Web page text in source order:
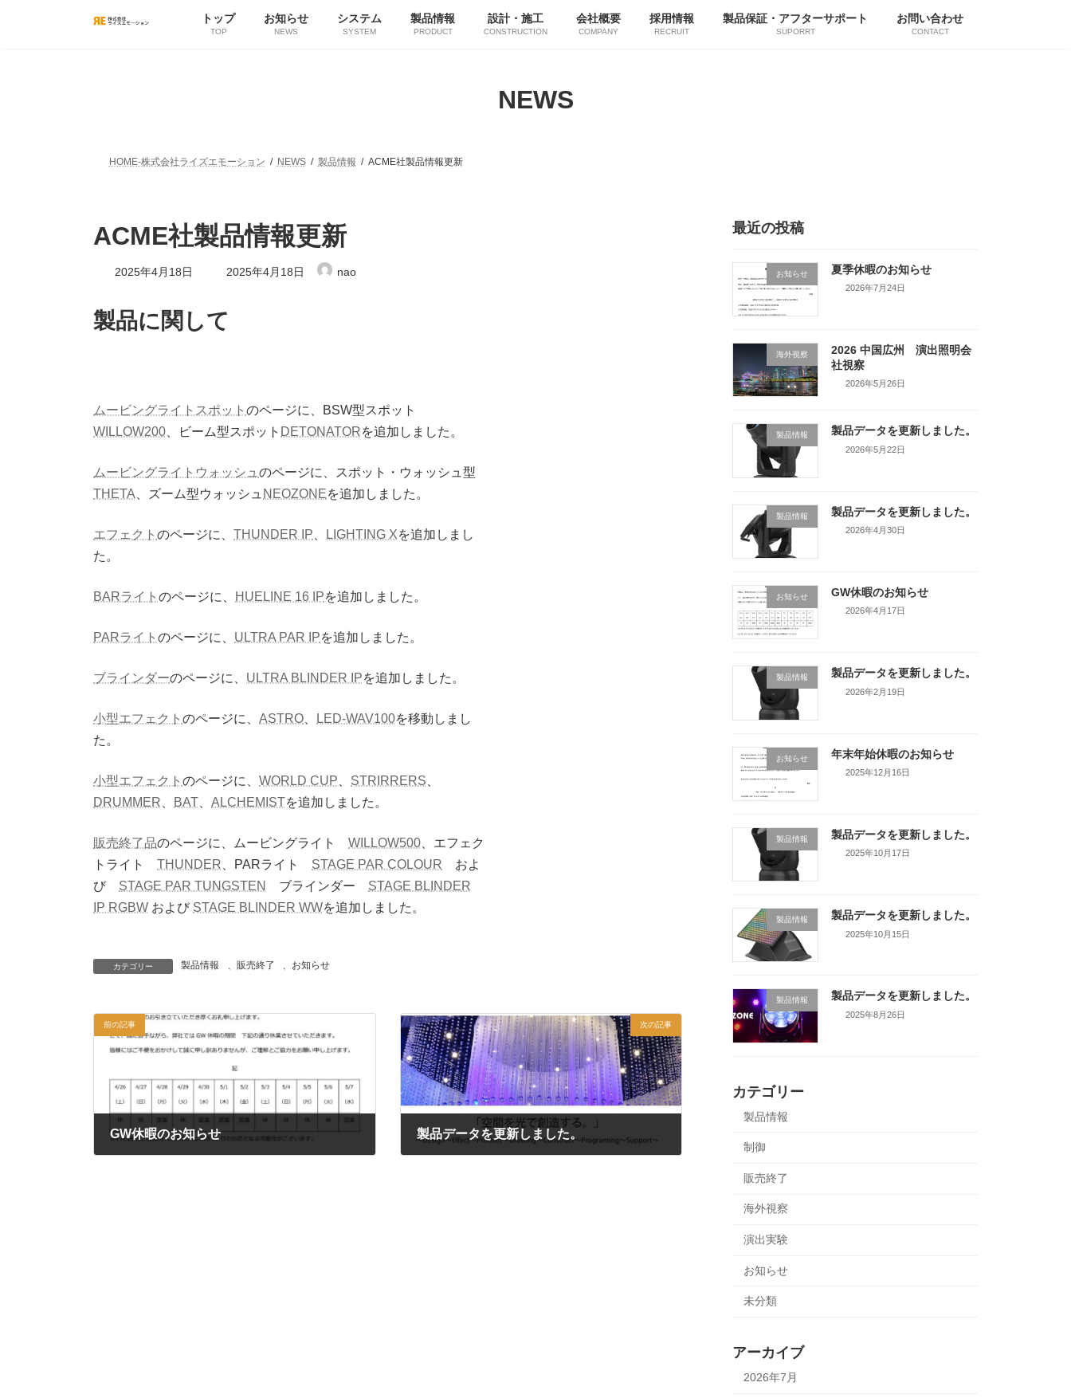
トップ
TOP
お知らせ
NEWS
システム
SYSTEM
製品情報
PRODUCT
設計・施工
CONSTRUCTION
会社概要
COMPANY
採用情報
RECRUIT
製品保証・アフターサポート
SUPORRT
お問い合わせ
CONTACT
NEWS
HOME-株式会社ライズエモーション NEWS 製品情報 ACME社製品情報更新
ACME社製品情報更新
2025年4月18日
最
終
2025年4月18日 nao
製品に関して
ムービングライトスポット のページに、BSW型スポット
WILLOW200 、ビーム型スポット DETONATORを追加しました。
ムービングライトウォッシュ のページに、スポット・ウォッシュ型
THETA 、ズーム型ウォッシュ NEOZONEを追加しました。
エフェクト のページに、 THUNDER IP LIGHTING Xを追加しまし
た。
BARライト のページに、 HUELINE 16 IPを追加しました。
PARライト のページに、 ULTRA PAR IPを追加しました。
ブラインダーのページに、 ULTRA BLINDER IPを追加しました。
小型エフェクト のページに、 ASTRO LED-WAV100を移動しまし
た。
小型エフェクト のページに、 WORLD CUP STRIRRERS
DRUMMER
BAT ALCHEMISTを追加しました。
販売終了品のページに、ムービングライト WILLOW500 、エフェク
トライト THUNDER 、PARライト STAGE PAR COLOUR およ
び STAGE PAR TUNGSTEN ブラインダー STAGE BLINDER
IP RGBW および STAGE BLINDER WWを追加しました。
カテゴリー 製品情報 販売終了 お知らせ
前の記事
GW休暇のお知らせ
次の記事
製品データを更新しました。
最近の投稿
お知らせ 夏季休暇のお知らせ
2026年7月24日
海外視察
2026 中国広州 演出照明会
社視察
2026年5月26日
製品情報 製品データを更新しました。
2026年5月22日
製品情報 製品データを更新しました。
2026年4月30日
お知らせ GW休暇のお知らせ
2026年4月17日
製品情報 製品データを更新しました。
2026年2月19日
お知らせ 年末年始休暇のお知らせ
2025年12月16日
製品情報 製品データを更新しました。
2025年10月17日
製品情報 製品データを更新しました。
2025年10月15日
製品情報 製品データを更新しました。
2025年8月26日
カテゴリー
製品情報
制御
販売終了
海外視察
演出実験
お知らせ
未分類
アーカイブ
2026年7月